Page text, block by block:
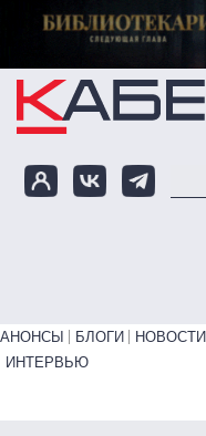
Перейти к основному
Primary links bottom
АНОНСЫ БЛОГИ НОВОСТИ
ИНТЕРВЬЮ